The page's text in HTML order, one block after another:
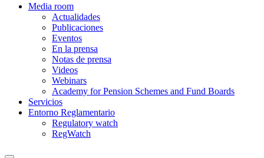
Media room
Actualidades
Publicaciones
Eventos
En la prensa
Notas de prensa
Videos
Webinars
Academy for Pension Schemes and Fund Boards
Servicios
Entorno Reglamentario
Regulatory watch
RegWatch